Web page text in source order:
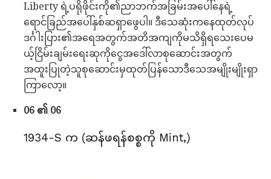
Liberty ရဲ့ပရိုဖိုင်းကို၏ညာဘက်အခြမ်းအပေါ်နေရဲ့
ရောင်ခြည်အပေါ်နှစ်ဆရှာဖွေပါ။ ဒီသေဆုံးကနေထုတ်လုပ်
ဒင်္ဂါးပြား၏အရေအတွက်အတိအကျကိုမသိရှိရသေးပေမ
ယ့်ငြိမ်းချမ်းရေးဆုကိုငွေအဒေါ်လာစုဆောင်းအတွက်
အထူးပြုတဲ့သူစုဆောင်းမှထုတ်ပြန်သောဒီသေအမျိုးမျိုးရှာ
ကြာလော့။
06 ၏ 06
1934-S က (ဆန်ဖရန်စစ္စကို Mint,)